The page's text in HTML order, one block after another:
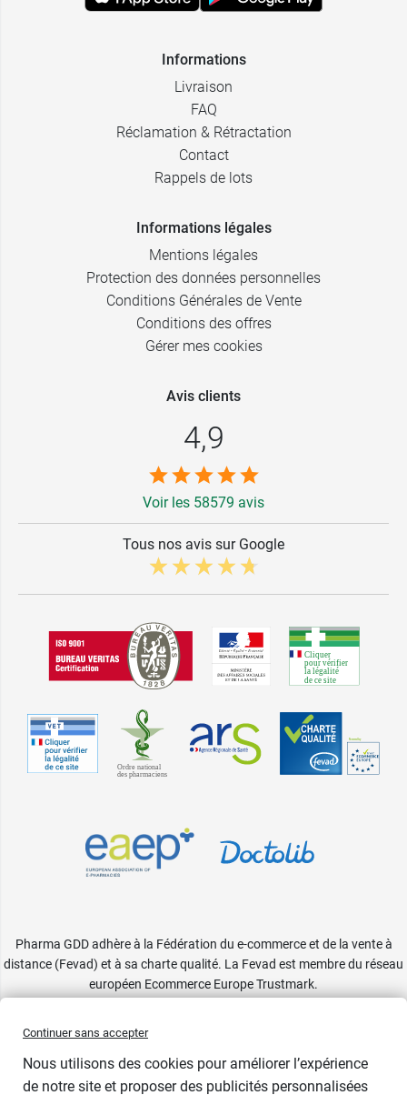
Informations
Livraison
FAQ
Réclamation & Rétractation
Contact
Rappels de lots
Informations légales
Mentions légales
Protection des données personnelles
Conditions Générales de Vente
Conditions des offres
Gérer mes cookies
Avis clients
4,9
Voir les 58579 avis
Tous nos avis sur Google
Pharma GDD adhère à la Fédération du e-commerce et de la vente à
distance (Fevad) et à sa charte qualité. La Fevad est membre du réseau
européen Ecommerce Europe Trustmark.
Continuer sans accepter
Nous utilisons des cookies pour améliorer l’expérience
de notre site et proposer des publicités personnalisées